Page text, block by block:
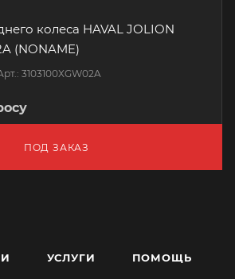
колеса HAVAL JOLION
(NONAME)
3103100XGW02A
ПОД ЗАКАЗ
УСЛУГИ ПОМОЩЬ